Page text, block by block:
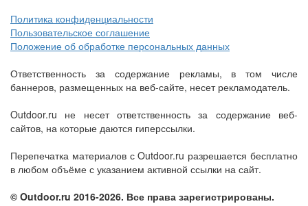
Политика конфиденциальности
Пользовательское соглашение
Положение об обработке персональных данных
Ответственность за содержание рекламы, в том числе
баннеров, размещенных на веб-сайте, несет рекламодатель.
Outdoor.ru не несет ответственность за содержание веб-
сайтов, на которые даются гиперссылки.
Перепечатка материалов с Outdoor.ru разрешается бесплатно
в любом объёме с указанием активной ссылки на сайт.
© Outdoor.ru 2016-2026. Все права зарегистрированы.